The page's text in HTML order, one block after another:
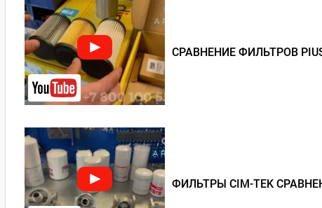
СРАВНЕНИЕ ФИЛЬТРОВ
ФИЛЬТРЫ CIM-TEK